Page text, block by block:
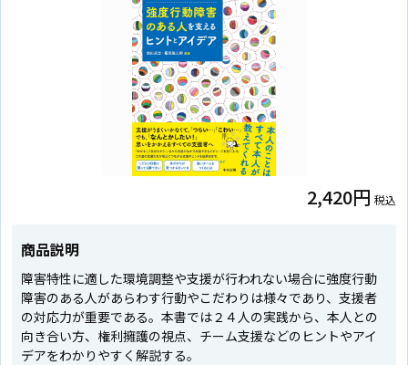
2,420円 税込
商品説明
障害特性に適した環境調整や支援が行われない場合に強度行動
障害のある人があらわす行動やこだわりは様々であり、支援者
の対応力が重要である。本書では２４人の実践から、本人との
向き合い方、権利擁護の視点、チーム支援などのヒントやアイ
デアをわかりやすく解説する。